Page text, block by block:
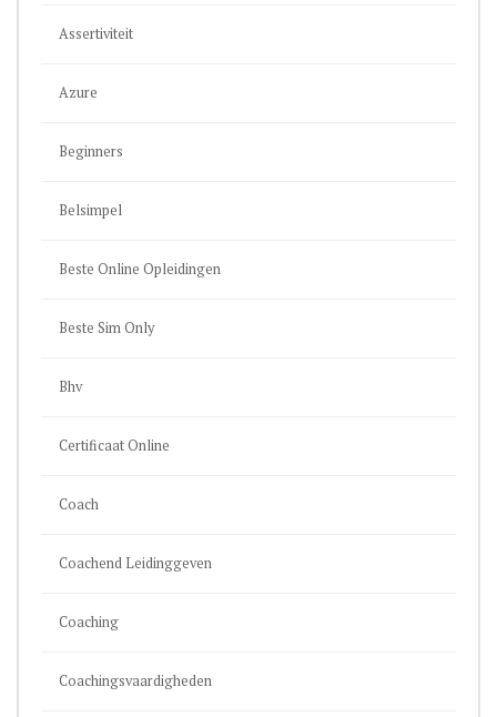
Assertiviteit
Azure
Beginners
Belsimpel
Beste Online Opleidingen
Beste Sim Only
Bhv
Certificaat Online
Coach
Coachend Leidinggeven
Coaching
Coachingsvaardigheden